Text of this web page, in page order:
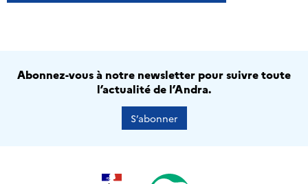
Abonnez-vous à notre newsletter pour suivre toute
l’actualité de l’Andra.
S’abonner